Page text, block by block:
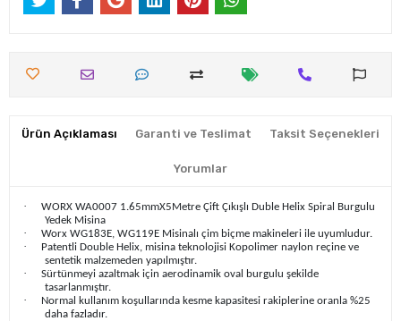
Ürün Açıklaması Garanti ve Teslimat Taksit Seçenekleri
Yorumlar
·
WORX WA0007 1.65mmX5Metre Çift Çıkışlı Duble Helix Spiral Burgulu
Yedek Misina
· Worx WG183E, WG119E Misinalı çim biçme makineleri ile uyumludur.
·
Patentli Double Helix, misina teknolojisi Kopolimer naylon reçine ve
sentetik malzemeden yapılmıştır.
·
Sürtünmeyi azaltmak için aerodinamik oval burgulu şekilde
tasarlanmıştır.
·
Normal kullanım koşullarında kesme kapasitesi rakiplerine oranla %25
daha fazladır.